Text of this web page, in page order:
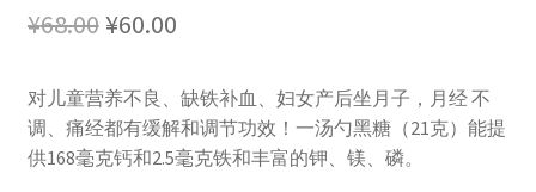
¥68.00原
为：
¥68.00。
¥60.00当
价
格
对儿童营养不良、缺铁补血、妇女产后坐月子，月经 不
调、痛经都有缓解和调节功效！一汤勺黑糖（21克）能提
供168毫克钙和2.5毫克铁和丰富的钾、镁、磷。